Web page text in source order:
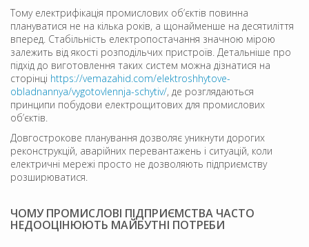
Тому електрифікація промислових об’єктів повинна
плануватися не на кілька років, а щонайменше на десятиліття
вперед. Стабільність електропостачання значною мірою
залежить від якості розподільчих пристроїв. Детальніше про
підхід до виготовлення таких систем можна дізнатися на
сторінці https://vemazahid.com/elektroshhytove-
obladnannya/vygotovlennja-schytiv/, де розглядаються
принципи побудови електрощитових для промислових
об’єктів.
Довгострокове планування дозволяє уникнути дорогих
реконструкцій, аварійних перевантажень і ситуацій, коли
електричні мережі просто не дозволяють підприємству
розширюватися.
ЧОМУ ПРОМИСЛОВІ ПІДПРИЄМСТВА ЧАСТО
НЕДООЦІНЮЮТЬ МАЙБУТНІ ПОТРЕБИ